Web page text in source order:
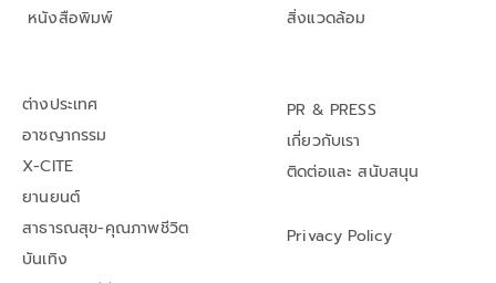
หนังสือพิมพ์
สิ่งแวดล้อม
ต่างประเทศ
อาชญากรรม
X-CITE
ยานยนต์
สาธารณสุข-คุณภาพชีวิต
บันเทิง
PR & PRESS
เกี่ยวกับเรา
ติดต่อและ สนับสนุน
Privacy Policy